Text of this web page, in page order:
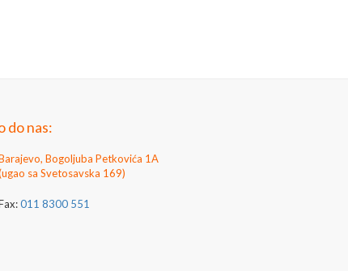
do nas:
Bogoljuba Petkovića 1A
sa Svetosavska 169)
011 8300 551